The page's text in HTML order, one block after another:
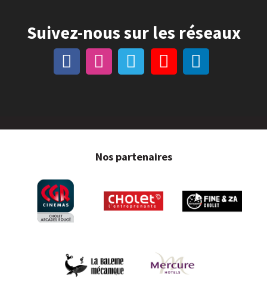
Suivez-nous sur les réseaux
Nos partenaires